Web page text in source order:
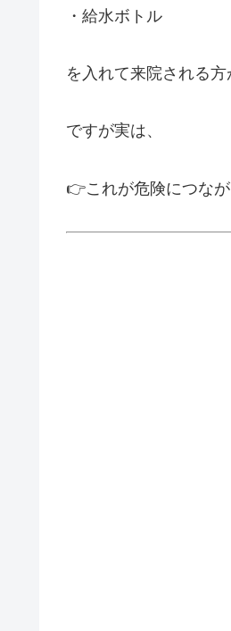
・給水ボトル
を入れて来院される方
ですが実は、
👉これが危険につなが